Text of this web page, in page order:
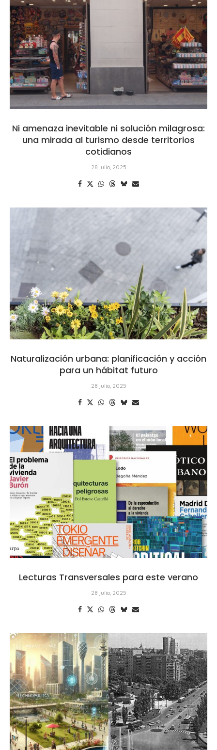
Ni amenaza inevitable ni solución milagrosa:
una mirada al turismo desde territorios
cotidianos
28 julio, 2025
Naturalización urbana: planificación y acción
para un hábitat futuro
28 julio, 2025
Lecturas Transversales para este verano
28 julio, 2025